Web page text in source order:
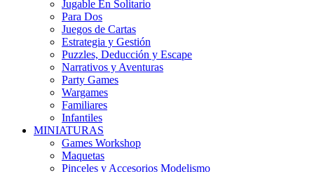
Jugable En Solitario
Para Dos
Juegos de Cartas
Estrategia y Gestión
Puzzles, Deducción y Escape
Narrativos y Aventuras
Party Games
Wargames
Familiares
Infantiles
MINIATURAS
Games Workshop
Maquetas
Pinceles y Accesorios Modelismo